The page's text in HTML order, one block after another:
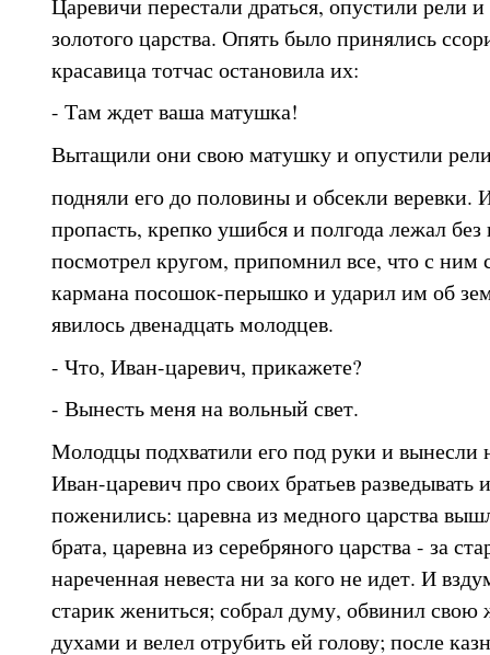
золотого царства. Опять было принялись
красавица тотчас остановила их:
- Там ждет ваша матушка!
Вытащили они свою матушку и опустили
подняли его до половины и обсекли веревки.
пропасть, крепко ушибся и полгода лежал
посмотрел кругом, припомнил все, что с ним
кармана посошок-перышко и ударил им об
явилось двенадцать молодцев.
- Что, Иван-царевич, прикажете?
- Вынесть меня на вольный свет.
Молодцы подхватили его под руки и вынесли
Иван-царевич про своих братьев разведывать
поженились: царевна из медного царства
брата, царевна из серебряного царства - за
нареченная невеста ни за кого не идет. И
старик жениться; собрал думу, обвинил свою
духами и велел отрубить ей голову; после